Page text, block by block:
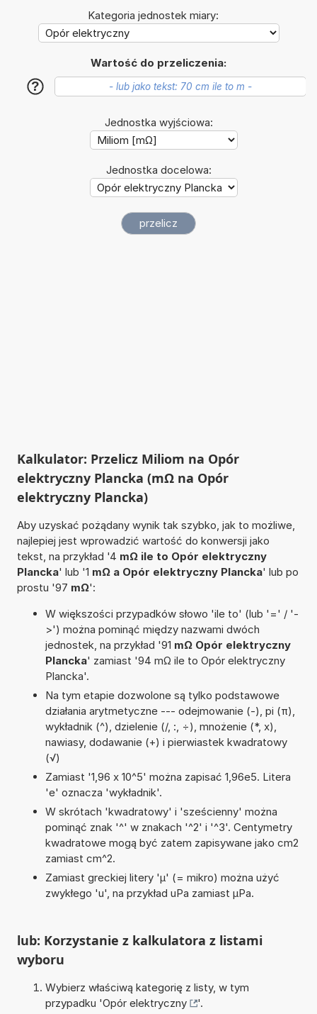
Kategoria jednostek miary:
Wartość do przeliczenia:
?
Jednostka wyjściowa:
Jednostka docelowa:
Kalkulator: Przelicz Miliom na Opór
elektryczny Plancka (mΩ na Opór
elektryczny Plancka)
Aby uzyskać pożądany wynik tak szybko, jak to możliwe,
najlepiej jest wprowadzić wartość do konwersji jako
tekst, na przykład '4 mΩ ile to Opór elektryczny
Plancka' lub '1 mΩ a Opór elektryczny Plancka' lub po
prostu '97 mΩ':
W większości przypadków słowo 'ile to' (lub '=' / '-
>') można pominąć między nazwami dwóch
jednostek, na przykład '91 mΩ Opór elektryczny
Plancka' zamiast '94 mΩ ile to Opór elektryczny
Plancka'.
Na tym etapie dozwolone są tylko podstawowe
działania arytmetyczne --- odejmowanie (-), pi (π),
wykładnik (^), dzielenie (/, :, ÷), mnożenie (*, x),
nawiasy, dodawanie (+) i pierwiastek kwadratowy
(√)
Zamiast '1,96 x 10^5' można zapisać 1,96e5. Litera
'e' oznacza 'wykładnik'.
W skrótach 'kwadratowy' i 'sześcienny' można
pominąć znak '^' w znakach '^2' i '^3'. Centymetry
kwadratowe mogą być zatem zapisywane jako cm2
zamiast cm^2.
Zamiast greckiej litery 'µ' (= mikro) można użyć
zwykłego 'u', na przykład uPa zamiast µPa.
lub: Korzystanie z kalkulatora z listami
wyboru
Wybierz właściwą kategorię z listy, w tym
przypadku 'Opór elektryczny
'.